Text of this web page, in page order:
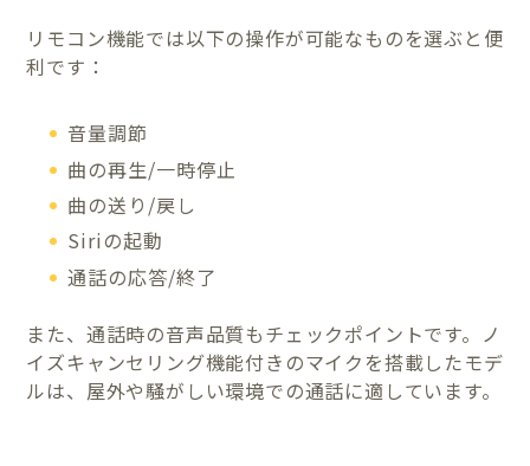
リモコン機能では以下の操作が可能なものを選ぶと便
利です：
音量調節
曲の再生/一時停止
曲の送り/戻し
Siriの起動
通話の応答/終了
また、通話時の音声品質もチェックポイントです。ノ
イズキャンセリング機能付きのマイクを搭載したモデ
ルは、屋外や騒がしい環境での通話に適しています。